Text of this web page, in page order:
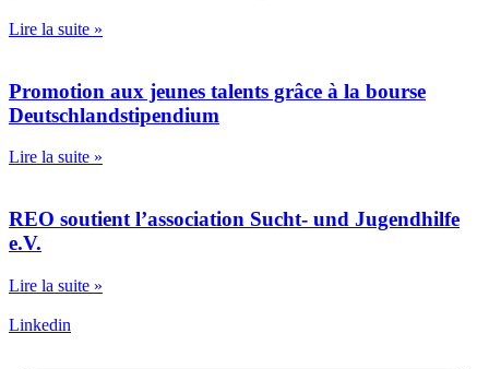
Lire la suite »
Promotion aux jeunes talents grâce à la bourse
Deutschlandstipendium
Lire la suite »
REO soutient l’association Sucht- und Jugendhilfe
e.V.
Lire la suite »
Linkedin